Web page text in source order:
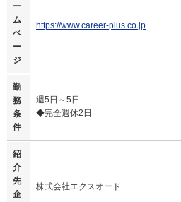
ー
ム
ペ
ー
ジ
https://www.career-plus.co.jp
勤
務
条
件
週5日～5日
◆完全週休2日
紹
介
先
企
株式会社エクスオード